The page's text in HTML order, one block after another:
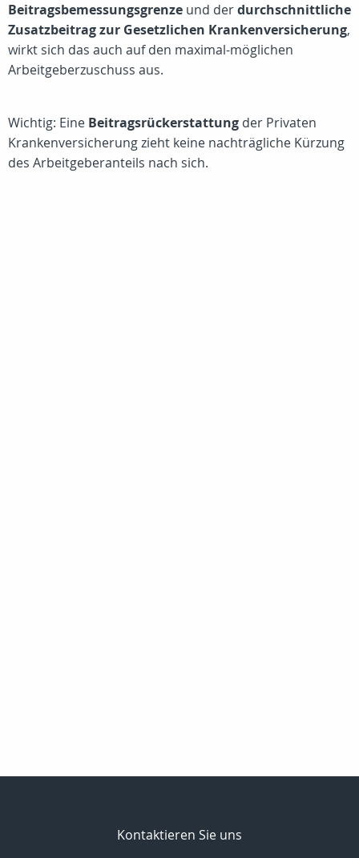
Beitragsbemessungsgrenze und derdurchschnittliche
Zusatzbeitrag zur Gesetzlichen Krankenversicherung,
wirkt sich das auch auf den maximal-möglichen
Arbeitgeberzuschuss aus.
Wichtig: Eine Beitragsrückerstattung der Privaten
Krankenversicherung zieht keine nachträgliche Kürzung
des Arbeitgeberanteils nach sich.
Kontaktieren Sie uns